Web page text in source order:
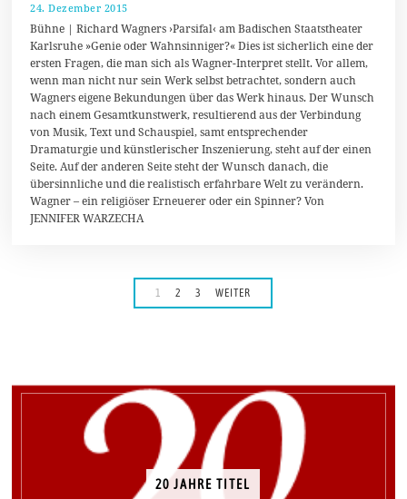
24. Dezember 2015
3
.
D
e
z
m
b
e
r
2
0
1
5
Bühne | Richard Wagners ›Parsifal‹ am Badischen Staatstheater
Karlsruhe »Genie oder Wahnsinniger?« Dies ist sicherlich eine der
ersten Fragen, die man sich als Wagner-Interpret stellt. Vor allem,
wenn man nicht nur sein Werk selbst betrachtet, sondern auch
Wagners eigene Bekundungen über das Werk hinaus. Der Wunsch
nach einem Gesamtkunstwerk, resultierend aus der Verbindung
von Musik, Text und Schauspiel, samt entsprechender
Dramaturgie und künstlerischer Inszenierung, steht auf der einen
Seite. Auf der anderen Seite steht der Wunsch danach, die
übersinnliche und die realistisch erfahrbare Welt zu verändern.
Wagner – ein religiöser Erneuerer oder ein Spinner? Von
JENNIFER WARZECHA
1 2 3 WEITER
20 JAHRE TITEL